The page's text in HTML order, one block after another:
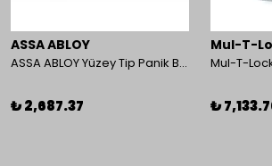
ASSA ABLOY
ASSA ABLOY Yüzey Tip Panik Bar PED 180
₺ 2,687.37
Mul-T-
₺